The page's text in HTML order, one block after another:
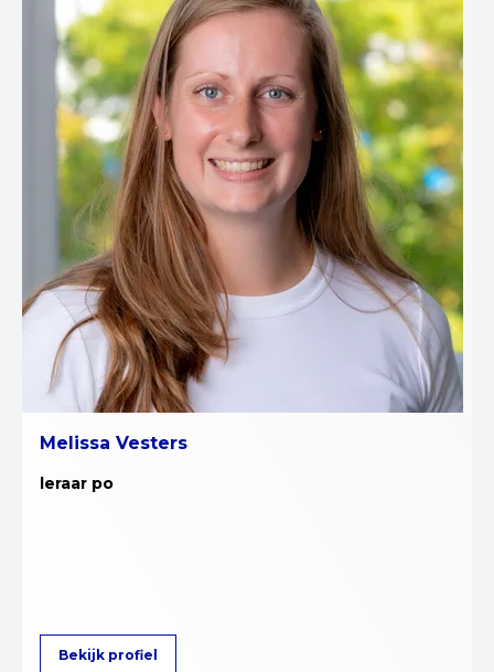
Melissa Vesters
leraar po
Bekijk profiel